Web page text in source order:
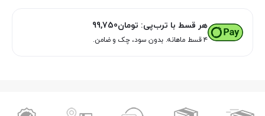
هر قسط با ترب‌پی: تومان99,750
۴ قسط ماهانه. بدون سود، چک و ضامن.